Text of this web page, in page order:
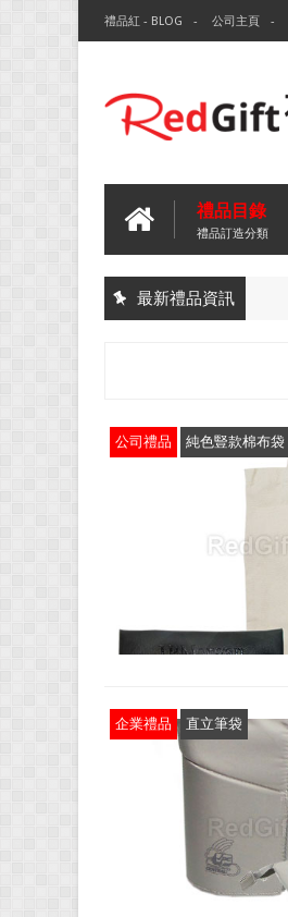
禮品紅 - BLOG 公司主頁
禮品目錄
禮品訂造分類
最新禮品資訊
公司禮品 純色豎款棉布袋
企業禮品 直立筆袋